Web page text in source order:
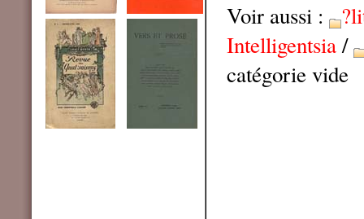
Voir aussi :
Intelligentsia/
catégorie vide